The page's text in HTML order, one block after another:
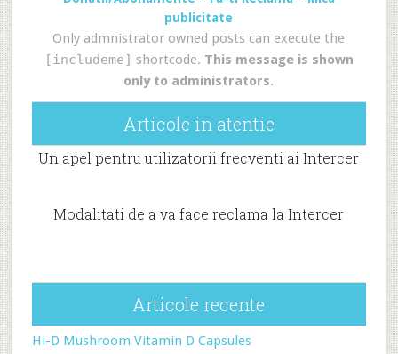
publicitate
Only admnistrator owned posts can execute the
[includeme] shortcode. This message is shown
only to administrators.
Articole in atentie
Un apel pentru utilizatorii frecventi ai Intercer
Modalitati de a va face reclama la Intercer
Articole recente
Hi-D Mushroom Vitamin D Capsules